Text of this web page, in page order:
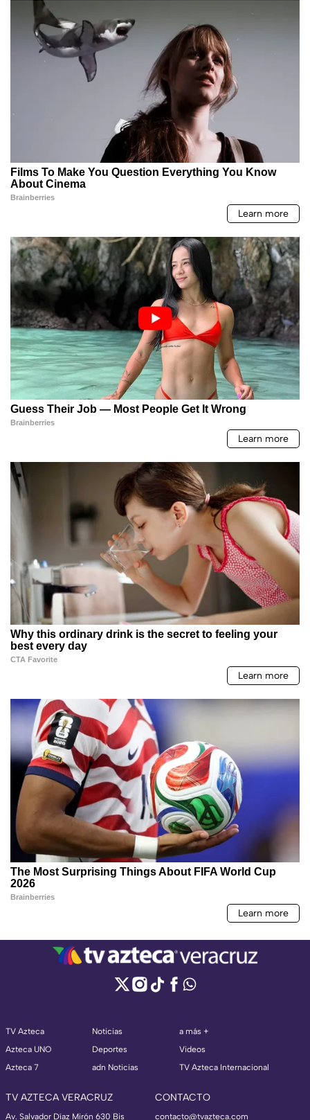
TV Azteca
Azteca UNO
Azteca 7
Noticias
Deportes
adn Noticias
a más +
Videos
TV Azteca Internacional
TV AZTECA VERACRUZ
Av. Salvador Díaz Mirón 630 Bis
CONTACTO
contacto@tvazteca.com